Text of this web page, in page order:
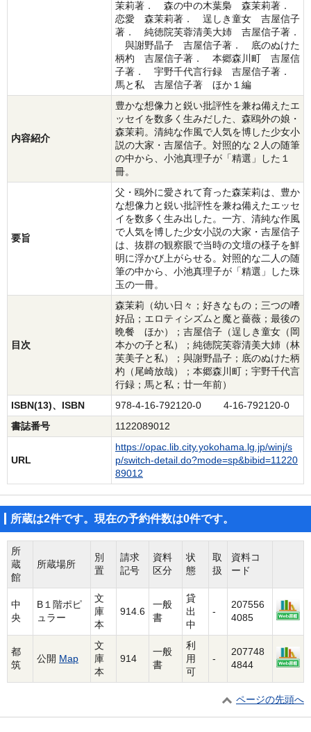
茉莉著． 森の中の木葉梟 森茉莉著．
恋愛 森茉莉著． 逞しき童女 吉屋信子
著． 純徳院芙蓉清美大姉 吉屋信子著．
與謝野晶子 吉屋信子著． 底のぬけた
柄杓 吉屋信子著． 本郷森川町 吉屋信
子著． 宇野千代言行録 吉屋信子著．
馬と私 吉屋信子著 ほか１編
内容紹介
豊かな想像力と鋭い批評性を兼ね備えたエ
ッセイを数多く生みだした、森鴎外の娘・
森茉莉。清純な作風で人気を博した少女小
説の大家・吉屋信子。対照的な２人の随筆
の中から、小池真理子が「精選」した１
冊。
要旨
父・鴎外に愛されて育った森茉莉は、豊か
な想像力と鋭い批評性を兼ね備えたエッセ
イを数多く生み出した。一方、清純な作風
で人気を博した少女小説の大家・吉屋信子
は、抜群の観察眼で当時の文壇の様子を鮮
明に浮かび上がらせる。対照的な二人の随
筆の中から、小池真理子が「精選」した珠
玉の一冊。
目次
森茉莉（幼い日々；好きなもの；三つの嗜
好品；エロティシズムと魔と薔薇；最後の
晩餐 ほか）；吉屋信子（逞しき童女（岡
本かの子と私）；純徳院芙蓉清美大姉（林
芙美子と私）；與謝野晶子；底のぬけた柄
杓（尾崎放哉）；本郷森川町；宇野千代言
行録；馬と私；廿一年前）
ISBN(13)、ISBN
978-4-16-792120-0 4-16-792120-0
書誌番号
1122089012
URL
https://opac.lib.city.yokohama.lg.jp/winj/s
p/switch-detail.do?mode=sp&bibid=11220
89012
所蔵は2件です。現在の予約件数は0件です。
所
蔵
館
所蔵場所
別
置
請求
記号
資料
区分
状
態
取
扱
資料コ
ード
中
央
B１階ポピ
ュラー
文
庫
本
914.6
一般
書
貸
出
中
-
207556
4085
都
筑
公開 Map
文
庫
本
914
一般
書
利
用
可
-
207748
4844
ページの先頭へ